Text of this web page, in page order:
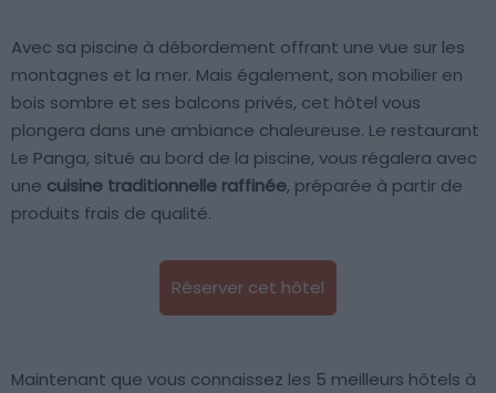
Avec sa piscine à débordement offrant une vue sur les
montagnes et la mer. Mais également, son mobilier en
bois sombre et ses balcons privés, cet hôtel vous
plongera dans une ambiance chaleureuse. Le restaurant
Le Panga, situé au bord de la piscine, vous régalera avec
une cuisine traditionnelle raffinée, préparée à partir de
produits frais de qualité.
Réserver cet hôtel
Maintenant que vous connaissez les 5 meilleurs hôtels à